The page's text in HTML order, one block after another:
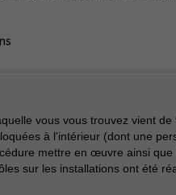
vous vous trouvez vient de
à l'intérieur (dont une
mettre en œuvre ainsi que
sur les installations ont été